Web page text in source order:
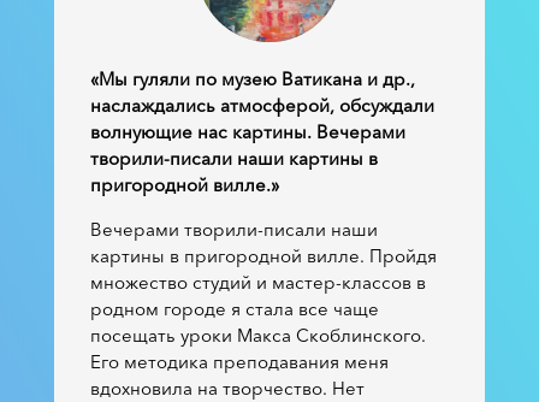
«Мы гуляли по музею Ватикана и др.,
наслаждались атмосферой, обсуждали
волнующие нас картины. Вечерами
творили-писали наши картины в
пригородной вилле.»
Вечерами творили-писали наши
картины в пригородной вилле. Пройдя
множество студий и мастер-классов в
родном городе я стала все чаще
посещать уроки Макса Скоблинского.
Его методика преподавания меня
вдохновила на творчество. Нет